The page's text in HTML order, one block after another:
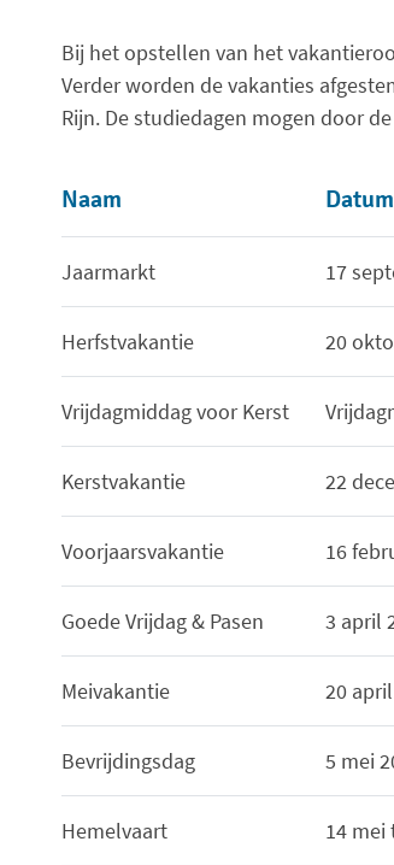
Bij het opstellen van het
Verder worden de vakanties
Rijn. De studiedagen mogen door
Naam Datum
Jaarmarkt 17
Herfstvakantie 20
Vrijdagmiddag voor Kerst
Kerstvakantie 22
Voorjaarsvakantie 16
Goede Vrijdag & Pasen 3 april
Meivakantie 20
Bevrijdingsdag 5 mei
Hemelvaart 14 mei